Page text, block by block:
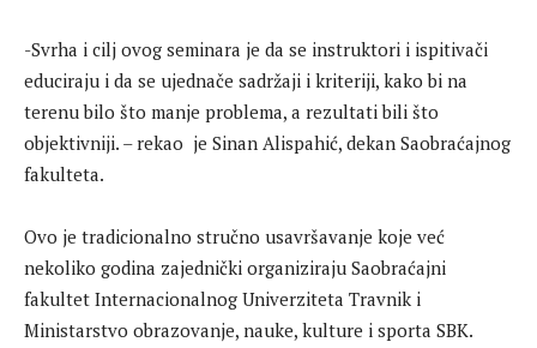
-Svrha i cilj ovog seminara je da se instruktori i ispitivači
educiraju i da se ujednače sadržaji i kriteriji, kako bi na
terenu bilo što manje problema, a rezultati bili što
objektivniji. – rekao je Sinan Alispahić, dekan Saobraćajnog
fakulteta.
Ovo je tradicionalno stručno usavršavanje koje već
nekoliko godina zajednički organiziraju Saobraćajni
fakultet Internacionalnog Univerziteta Travnik i
Ministarstvo obrazovanje, nauke, kulture i sporta SBK.